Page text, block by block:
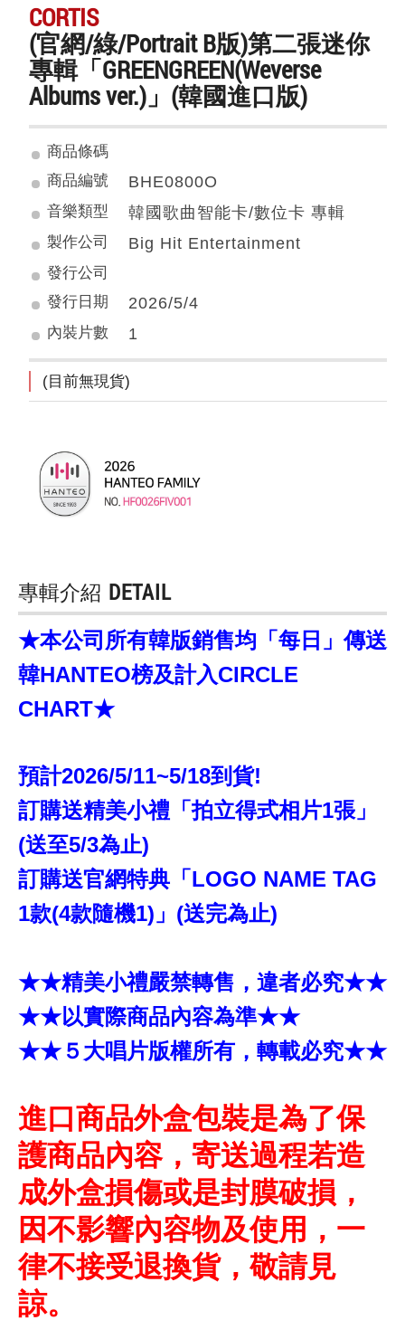
CORTIS
(官網/綠/Portrait B版)第二張迷你
專輯「GREENGREEN(Weverse
Albums ver.)」(韓國進口版)
商品條碼
商品編號
BHE0800O
音樂類型 韓國歌曲智能卡/數位卡 專輯
製作公司 Big Hit Entertainment
發行公司
發行日期
2026/5/4
內裝片數 1
(目前無現貨)
專輯介紹 DETAIL
★本公司所有韓版銷售均「每日」傳送
韓HANTEO榜及計入CIRCLE
CHART★
預計2026/5/11~5/18到貨!
訂購送精美小禮「拍立得式相片1張」
(送至5/3為止)
訂購送官網特典「LOGO NAME TAG
1款(4款隨機1)」(送完為止)
★★精美小禮嚴禁轉售，違者必究★★
★★以實際商品內容為準★★
★★５大唱片版權所有，轉載必究★★
進口商品外盒包裝是為了保
護商品內容，寄送過程若造
成外盒損傷或是封膜破損，
因不影響內容物及使用，一
律不接受退換貨，敬請見
諒。